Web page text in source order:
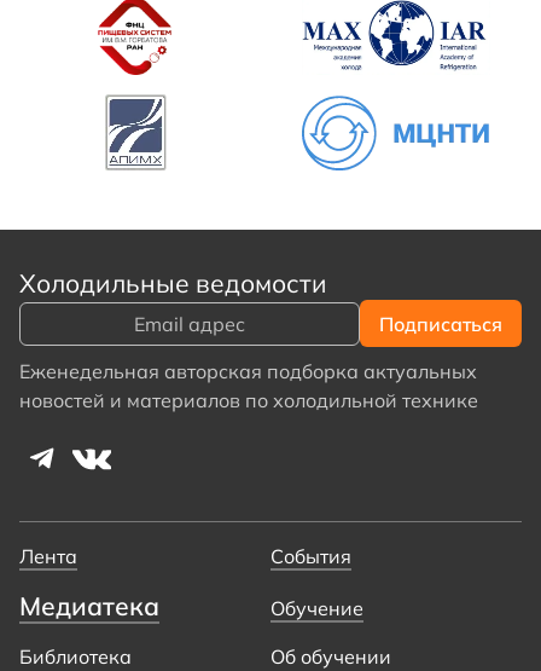
Холодильные ведомости
Еженедельная авторская подборка актуальных
новостей и материалов по холодильной технике
Лента События
Медиатека
Библиотека
Обучение
Об обучении